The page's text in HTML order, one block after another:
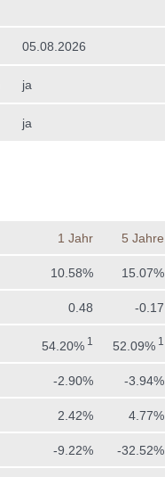
05.08.2026
ja
ja
1 Jahr 5 Jahre
10.58% 15.07%
0.48 -0.17
54.20% 1 52.09% 1
-2.90% -3.94%
2.42% 4.77%
-9.22% -32.52%